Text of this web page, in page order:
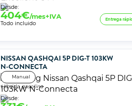
Desde:
404€/mes+IVA
Todo incluido
Entrega
NISSAN QASHQAI 5P DIG-T 103KW
N-CONNECTA
Manual
Híbrido gasolina
Desde: